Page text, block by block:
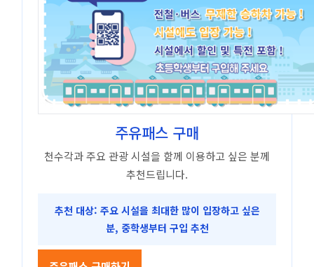
주유패스 구매
천수각과 주요 관광 시설을 함께 이용하고 싶은 분께
추천드립니다.
추천 대상: 주요 시설을 최대한 많이 입장하고 싶은
분, 중학생부터 구입 추천